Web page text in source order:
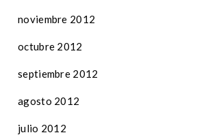
noviembre 2012
octubre 2012
septiembre 2012
agosto 2012
julio 2012